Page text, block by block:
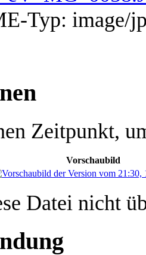
Typ: image/
Zeitpunkt,
Vorschaubild
Datei nicht